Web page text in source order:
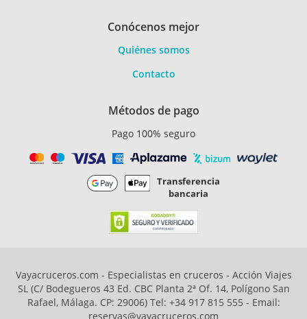
Conócenos mejor
Quiénes somos
Contacto
Métodos de pago
Pago 100% seguro
Transferencia
bancaria
Vayacruceros.com - Especialistas en cruceros - Acción Viajes
SL (C/ Bodegueros 43 Ed. CBC Planta 2ª Of. 14, Polígono San
Rafael, Málaga. CP: 29006) Tel: +34 917 815 555 - Email:
reservas@vayacruceros.com